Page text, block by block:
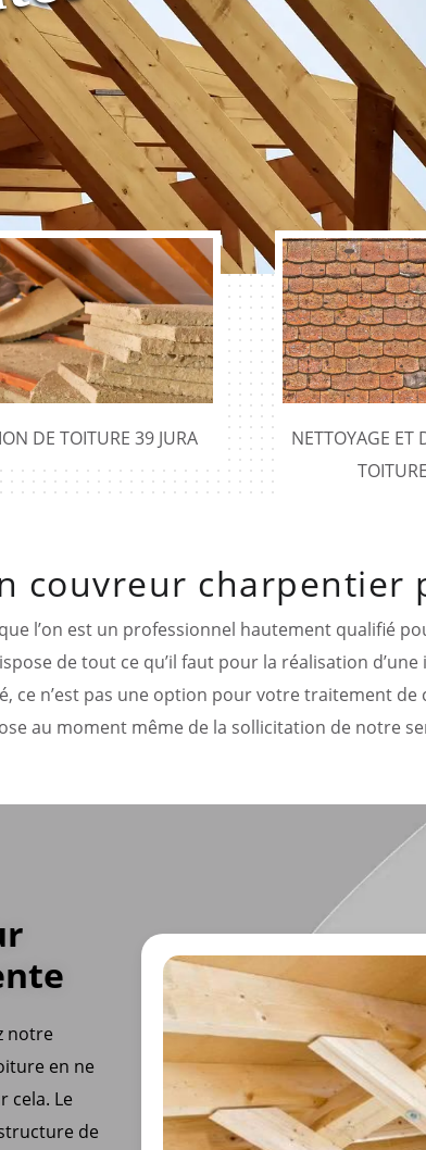
DE TOITURE 39 JURA
NETTOYAGE ET
couvreur charpentier
que l’on est un professionnel hautement qualifié
de tout ce qu’il faut pour la réalisation
ce n’est pas une option pour votre traitement de
au moment même de la sollicitation de notre
notre
en ne
cela. Le
de